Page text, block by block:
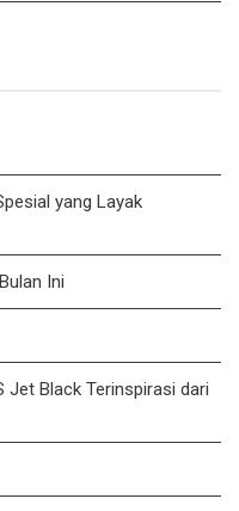
yang Layak
Ini
Jet Black Terinspirasi dari